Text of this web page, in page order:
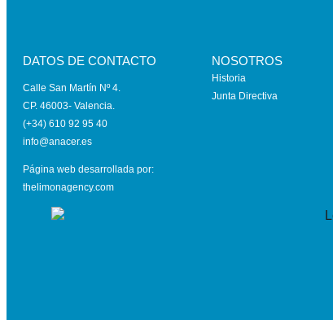
DATOS DE CONTACTO
Calle San Martín Nº 4.
CP. 46003- Valencia.
(+34) 610 92 95 40
info@anacer.es
Página web desarrollada por:
thelimonagency.com
NOSOTROS
Historia
Junta Directiva